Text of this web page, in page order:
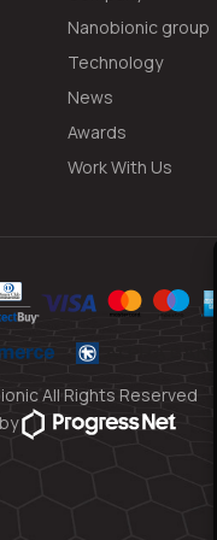
Nanobionic group
Technology
News
Awards
Work With Us
All Rights Reserved